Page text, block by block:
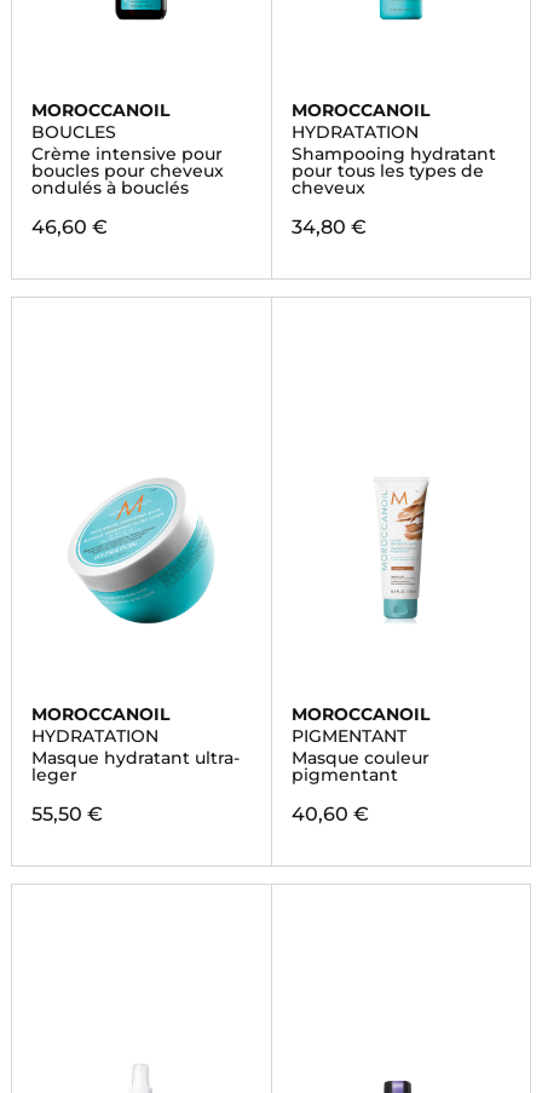
MOROCCANOIL
BOUCLES
Crème intensive pour
boucles pour cheveux
ondulés à bouclés
46,60 €
MOROCCANOIL
HYDRATATION
Shampooing hydratant
pour tous les types de
cheveux
34,80 €
MOROCCANOIL
HYDRATATION
Masque hydratant ultra-
leger
55,50 €
MOROCCANOIL
PIGMENTANT
Masque couleur
pigmentant
40,60 €